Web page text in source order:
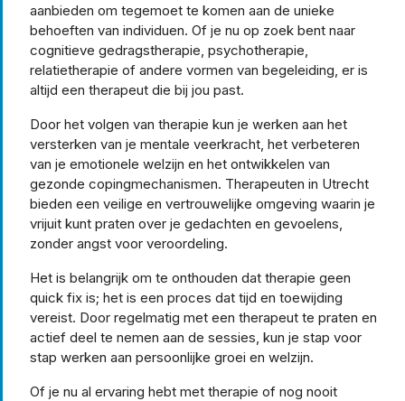
aanbieden om tegemoet te komen aan de unieke
behoeften van individuen. Of je nu op zoek bent naar
cognitieve gedragstherapie, psychotherapie,
relatietherapie of andere vormen van begeleiding, er is
altijd een therapeut die bij jou past.
Door het volgen van therapie kun je werken aan het
versterken van je mentale veerkracht, het verbeteren
van je emotionele welzijn en het ontwikkelen van
gezonde copingmechanismen. Therapeuten in Utrecht
bieden een veilige en vertrouwelijke omgeving waarin je
vrijuit kunt praten over je gedachten en gevoelens,
zonder angst voor veroordeling.
Het is belangrijk om te onthouden dat therapie geen
quick fix is; het is een proces dat tijd en toewijding
vereist. Door regelmatig met een therapeut te praten en
actief deel te nemen aan de sessies, kun je stap voor
stap werken aan persoonlijke groei en welzijn.
Of je nu al ervaring hebt met therapie of nog nooit